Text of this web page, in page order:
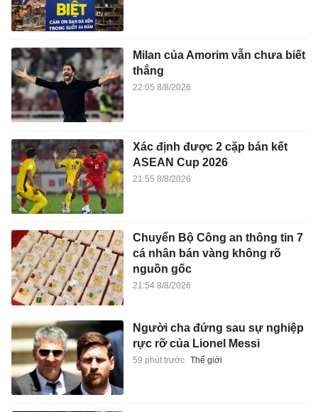
Milan của Amorim vẫn chưa biết
thắng
22:05 8/8/2026
Xác định được 2 cặp bán kết
ASEAN Cup 2026
21:55 8/8/2026
Chuyển Bộ Công an thông tin 7
cá nhân bán vàng không rõ
nguồn gốc
21:54 8/8/2026
Người cha đứng sau sự nghiệp
rực rỡ của Lionel Messi
59 phút trước Thế giới